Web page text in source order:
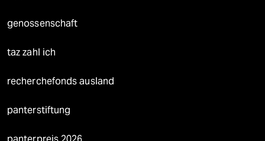
genossenschaft
taz zahl ich
recherchefonds ausland
panterstiftung